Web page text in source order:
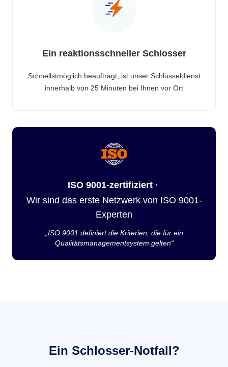
Ein reaktionsschneller Schlosser
Schnellstmöglich beauftragt, ist unser Schlüsseldienst
innerhalb von 25 Minuten bei Ihnen vor Ort
ISO 9001-zertifiziert ·
Wir sind das erste Netzwerk von ISO 9001-
Experten
„ISO 9001 definiert die Kriterien, die für ein
Qualitätsmanagementsystem gelten“
Ein Schlosser-Notfall?